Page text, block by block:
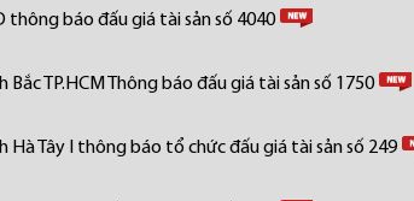
thông báo đấu giá tài sản số 4040
Bắc TP.HCM Thông báo đấu giá tài sản số 1750
Hà Tây I thông báo tổ chức đấu giá tài sản số 249